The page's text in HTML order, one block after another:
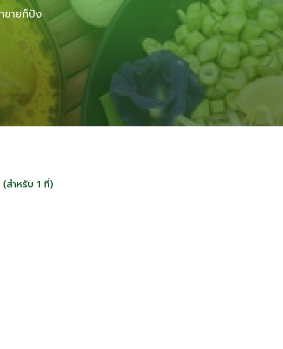
ขายก็ปัง
สำหรับ 1 ที่)